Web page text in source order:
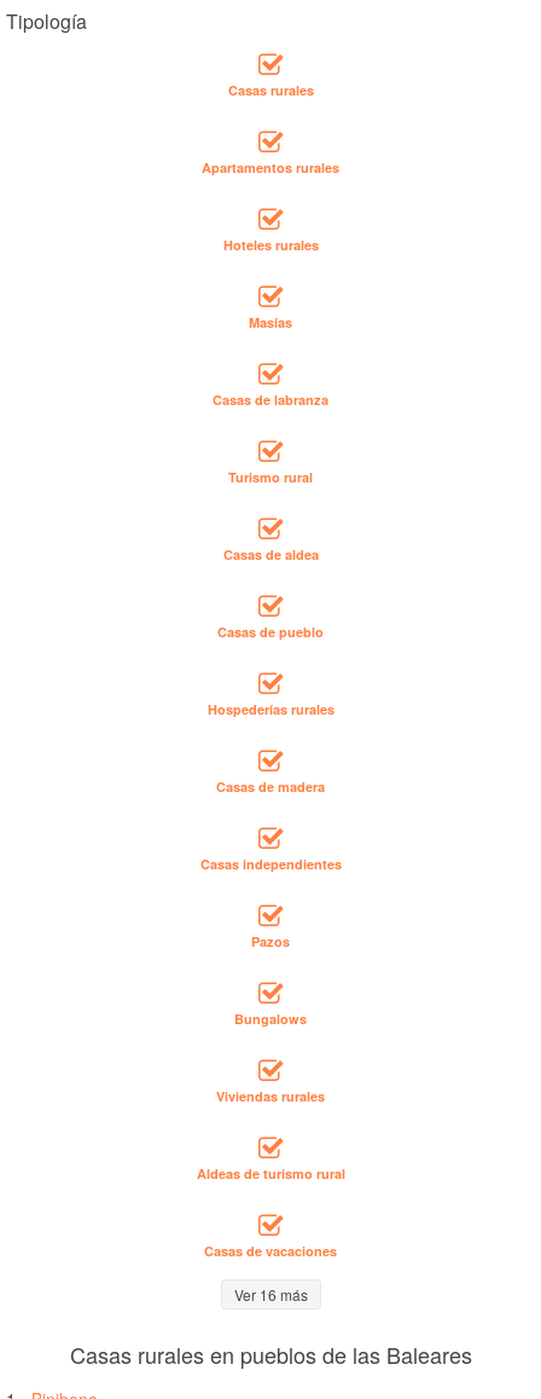
Tipología
Casas rurales
Apartamentos rurales
Hoteles rurales
Masías
Casas de labranza
Turismo rural
Casas de aldea
Casas de pueblo
Hospederías rurales
Casas de madera
Casas independientes
Pazos
Bungalows
Viviendas rurales
Aldeas de turismo rural
Casas de vacaciones
Ver 16 más
Casas rurales en pueblos de las Baleares